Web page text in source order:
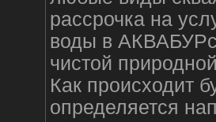
рассрочка на
воды в
чистой
Как происходит
определяется